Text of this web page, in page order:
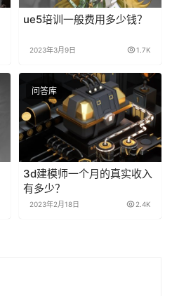
ue5培训一般费用多少钱？
2023年3月9日 1.7K
问答库
3d建模师一个月的真实收入
有多少？
2023年2月18日 2.4K